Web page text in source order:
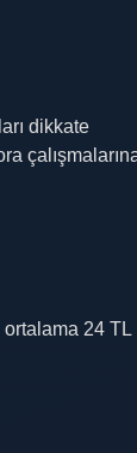
dikkate
ortalama 24 TL